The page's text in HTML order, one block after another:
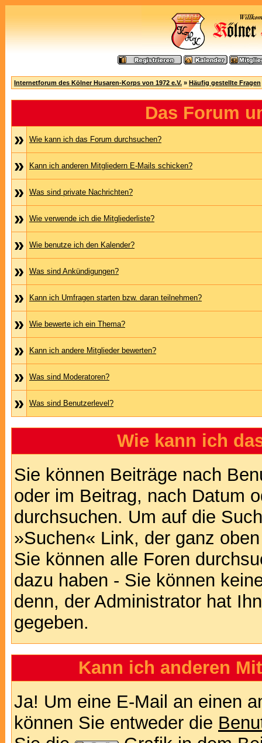
Internetforum des Kölner Husaren-Korps von 1972 e.V. » Häufig gestellte Fragen
Das Forum
»
Wie kann ich das Forum durchsuchen?
» Kann ich anderen Mitgliedern E-Mails schicken?
» Was sind private Nachrichten?
» Wie verwende ich die Mitgliederliste?
» Wie benutze ich den Kalender?
» Was sind Ankündigungen?
» Kann ich Umfragen starten bzw. daran teilnehmen?
» Wie bewerte ich ein Thema?
» Kann ich andere Mitglieder bewerten?
» Was sind Moderatoren?
» Was sind Benutzerlevel?
Wie kann ich
Sie können Beiträge nach
oder im Beitrag, nach Datum
durchsuchen. Um auf die
»Suchen« Link, der ganz
Sie können alle Foren
dazu haben - Sie können
denn, der Administrator hat
gegeben.
Kann ich anderen
Ja! Um eine E-Mail an einen
können Sie entweder die